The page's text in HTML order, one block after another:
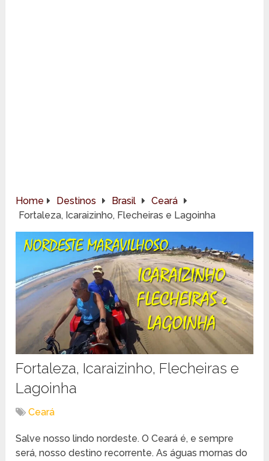
Home Destinos Brasil
Ceará
Fortaleza, Icaraizinho, Flecheiras e Lagoinha
Fortaleza, Icaraizinho, Flecheiras e
Lagoinha
Ceará
Salve nosso lindo nordeste. O Ceará é, e sempre
será, nosso destino recorrente. As águas mornas do